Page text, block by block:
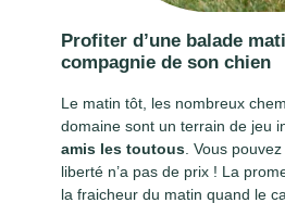
Profiter d’une balade
compagnie de son chien
Le matin tôt, les nombreux
domaine sont un terrain de jeu
amis les toutous . Vous
liberté n’a pas de prix ! La
la fraicheur du matin quand le